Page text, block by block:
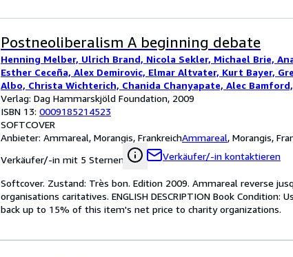
Postneoliberalism A beginning debate
Henning Melber, Ulrich Brand, Nicola Sekler, Michael Brie,
Esther Ceceña, Alex Demirovic, Elmar Altvater, Kurt Bayer,
Albo, Christa Wichterich, Chanida Chanyapate, Alec
Ling Sum, Emir Sader, Verónica Gago, Diego Sztulwark et Patr
Verlag: Dag Hammarskjöld Foundation, 2009
ISBN 13: 0009185214523
SOFTCOVER
Anbieter: Ammareal, Morangis, FrankreichAmmareal, Morangis,
Verkäufer/-in mit 5 Sternen
Verkäufer/-in kontaktieren
Softcover. Zustand: Très bon. Edition 2009. Ammareal reverse
organisations caritatives. ENGLISH DESCRIPTION Book Condition:
back up to 15% of this item's net price to charity organizations.